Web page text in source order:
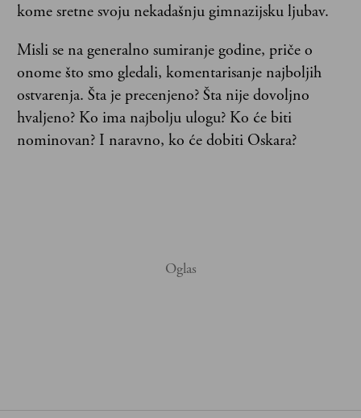
kome sretne svoju nekadašnju gimnazijsku ljubav.
Misli se na generalno sumiranje godine, priče o
onome što smo gledali, komentarisanje najboljih
ostvarenja. Šta je precenjeno? Šta nije dovoljno
hvaljeno? Ko ima najbolju ulogu? Ko će biti
nominovan? I naravno, ko će dobiti Oskara?